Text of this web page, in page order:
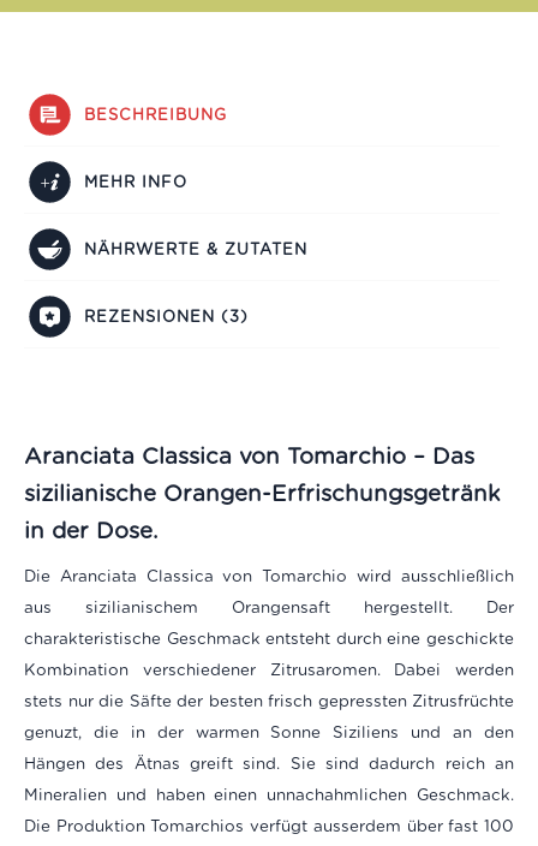
BESCHREIBUNG
MEHR INFO
NÄHRWERTE & ZUTATEN
REZENSIONEN (3)
Aranciata Classica von Tomarchio – Das
sizilianische Orangen-Erfrischungsgetränk
in der Dose.
Die Aranciata Classica von Tomarchio wird ausschließlich
aus sizilianischem Orangensaft hergestellt. Der
charakteristische Geschmack entsteht durch eine geschickte
Kombination verschiedener Zitrusaromen. Dabei werden
stets nur die Säfte der besten frisch gepressten Zitrusfrüchte
genuzt, die in der warmen Sonne Siziliens und an den
Hängen des Ätnas greift sind. Sie sind dadurch reich an
Mineralien und haben einen unnachahmlichen Geschmack.
Die Produktion Tomarchios verfügt ausserdem über fast 100